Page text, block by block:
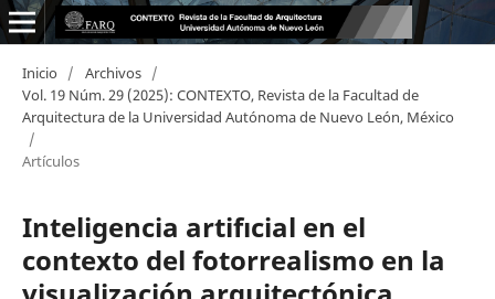
Inicio / Archivos /
Vol. 19 Núm. 29 (2025): CONTEXTO, Revista de la Facultad de
Arquitectura de la Universidad Autónoma de Nuevo León, México
/
Artículos
Inteligencia artifıcial en el
contexto del fotorrealismo en la